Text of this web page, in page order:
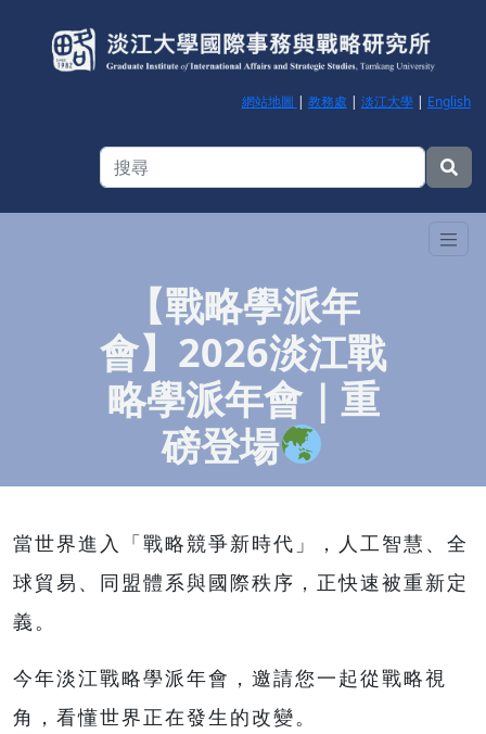
網站地圖 | 教務處 | 淡江大學| English
【戰略學派年
會】2026淡江戰
略學派年會｜重
磅登場
當世界進入「戰略競爭新時代」，人工智慧、全
球貿易、同盟體系與國際秩序，正快速被重新定
義。
今年淡江戰略學派年會，邀請您一起從戰略視
角，看懂世界正在發生的改變。